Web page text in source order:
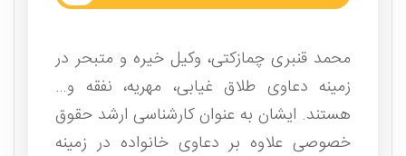
محمد قنبری چمازکتی، وکیل خیره و متبحر در
زمینه دعاوی طلاق غیابی، مهریه، نفقه و…
هستند. ایشان به عنوان کارشناسی ارشد حقوق
خصوصی علاوه بر دعاوی خانواده در زمینه